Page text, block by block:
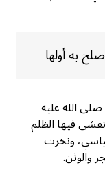
به أولها
الله عليه
فيها الظلم
ونخرت
والوثن.